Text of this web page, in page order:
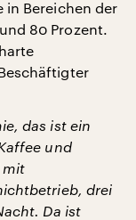
Bereichen der
80 Prozent.
das ist ein
und
mit
drei
Da ist